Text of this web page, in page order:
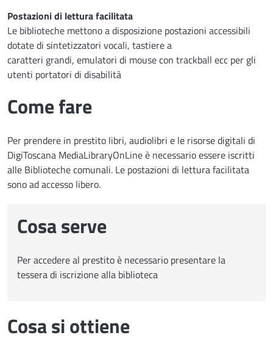
Postazioni di lettura facilitata
Le biblioteche mettono a disposizione postazioni accessibili
dotate di sintetizzatori vocali, tastiere a
caratteri grandi, emulatori di mouse con trackball ecc per gli
utenti portatori di disabilità
Come fare
Per prendere in prestito libri, audiolibri e le risorse digitali di
DigiToscana MediaLibraryOnLine è necessario essere iscritti
alle Biblioteche comunali. Le postazioni di lettura facilitata
sono ad accesso libero.
Cosa serve
Per accedere al prestito è necessario presentare la
tessera di iscrizione alla biblioteca
Cosa si ottiene